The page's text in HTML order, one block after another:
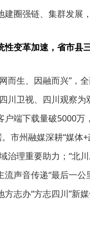
圈强链、集群发展
性变革加速，省市县
而生、因融而兴”，
川卫视、四川观察
户端下载量破5000
市州融媒深耕“媒体
治理重要助力；“北
声音传递“最后一
志办“方志四川”新